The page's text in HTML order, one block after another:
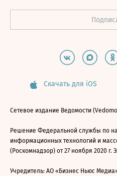
Скачать для iOS
Сетевое издание Ведомости
Решение Федеральной службы по
информационных технологий и
(Роскомнадзор) от 27 ноября 2020 г.
Учредитель: АО «Бизнес Ньюс